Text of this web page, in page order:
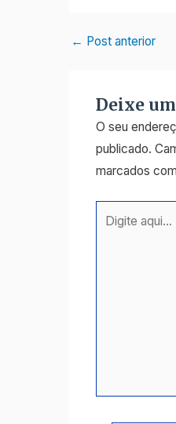
← Post anterior
Deixe
O seu
publicado.
marcados com
aqui...